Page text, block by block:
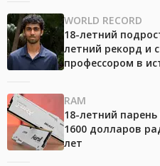
WORLD RECORD
18-летний
летний рекорд и
профессором в
RAM
18-летний парень
1600 долларов
лет